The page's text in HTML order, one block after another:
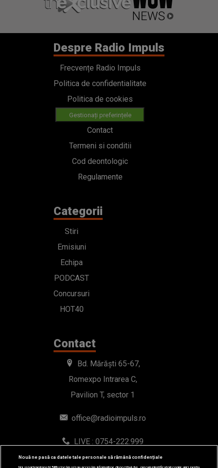
Despre Radio Impuls
Frecvențe Radio Impuls
Politica de confidentialitate
Politica de cookies
Gestionați preferințele
Contact
Termeni si conditii
Cod deontologic
Regulamente
Categorii
Stiri
Emisiuni
Echipa
PODCAST
Concursuri
HOT40
Contact
Bd. Mărăști 65-67,
Romexpo Intrarea C,
Pavilion T, sector 1
office@radioimpuls.ro
LIVE : 0754-222.999
WhatsApp: 0754-222.999
Nouă ne pasă ca datele tale personale să rămână confidențiale
Noi și partenerii noștri589stocăm și/sau accesăm informații pe dispozitivul dvs., precum identificatorii cookie unici pentru